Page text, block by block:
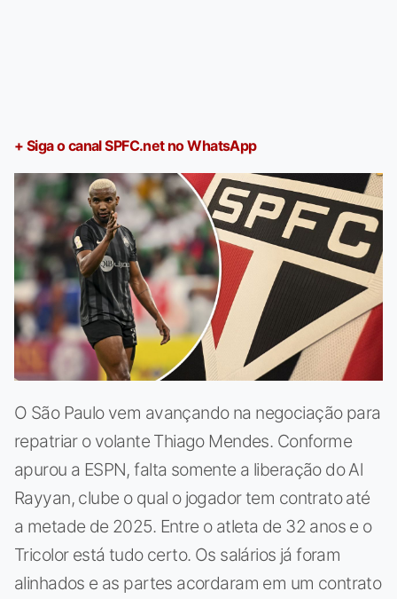
+ Siga o canal SPFC.net no WhatsApp
O São Paulo vem avançando na negociação para
repatriar o volante Thiago Mendes. Conforme
apurou a ESPN, falta somente a liberação do Al
Rayyan, clube o qual o jogador tem contrato até
a metade de 2025. Entre o atleta de 32 anos e o
Tricolor está tudo certo. Os salários já foram
alinhados e as partes acordaram em um contrato